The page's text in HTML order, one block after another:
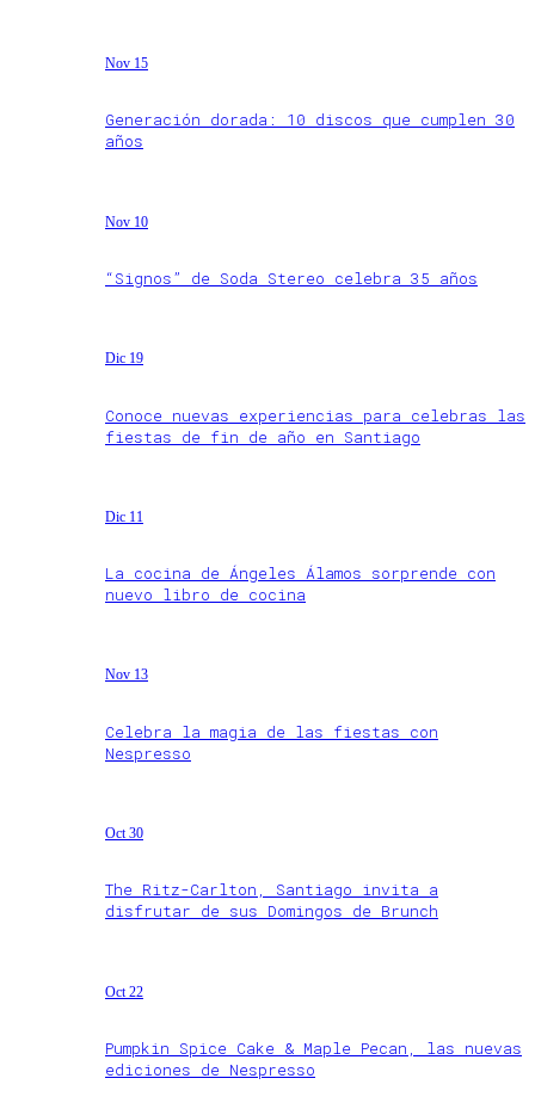
Nov 15
Generación dorada: 10 discos que cumplen 30
años
Nov 10
“Signos” de Soda Stereo celebra 35 años
Dic 19
Conoce nuevas experiencias para celebras las
fiestas de fin de año en Santiago
Dic 11
La cocina de Ángeles Álamos sorprende con
nuevo libro de cocina
Nov 13
Celebra la magia de las fiestas con
Nespresso
Oct 30
The Ritz-Carlton, Santiago invita a
disfrutar de sus Domingos de Brunch
Oct 22
Pumpkin Spice Cake & Maple Pecan, las nuevas
ediciones de Nespresso